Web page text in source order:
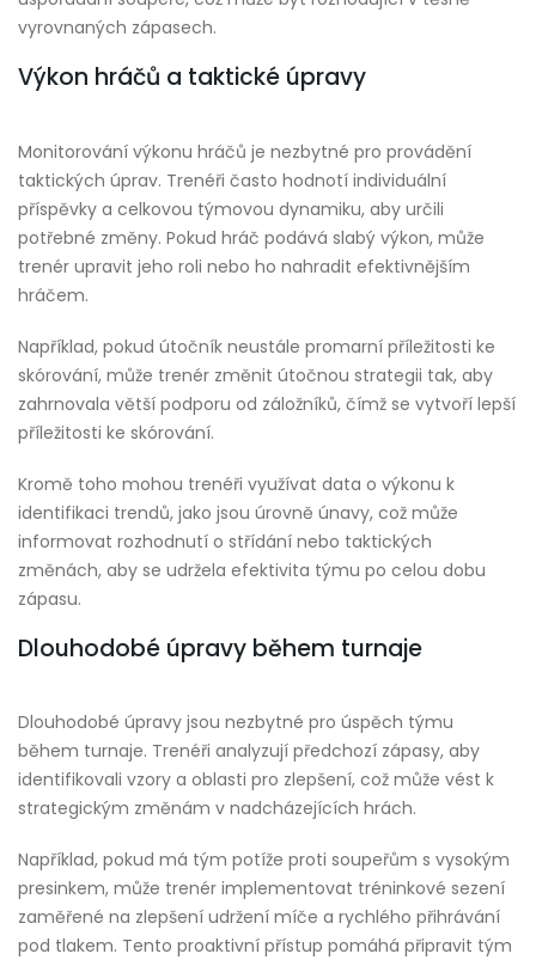
vyrovnaných zápasech.
Výkon hráčů a taktické úpravy
Monitorování výkonu hráčů je nezbytné pro provádění
taktických úprav. Trenéři často hodnotí individuální
příspěvky a celkovou týmovou dynamiku, aby určili
potřebné změny. Pokud hráč podává slabý výkon, může
trenér upravit jeho roli nebo ho nahradit efektivnějším
hráčem.
Například, pokud útočník neustále promarní příležitosti ke
skórování, může trenér změnit útočnou strategii tak, aby
zahrnovala větší podporu od záložníků, čímž se vytvoří lepší
příležitosti ke skórování.
Kromě toho mohou trenéři využívat data o výkonu k
identifikaci trendů, jako jsou úrovně únavy, což může
informovat rozhodnutí o střídání nebo taktických
změnách, aby se udržela efektivita týmu po celou dobu
zápasu.
Dlouhodobé úpravy během turnaje
Dlouhodobé úpravy jsou nezbytné pro úspěch týmu
během turnaje. Trenéři analyzují předchozí zápasy, aby
identifikovali vzory a oblasti pro zlepšení, což může vést k
strategickým změnám v nadcházejících hrách.
Například, pokud má tým potíže proti soupeřům s vysokým
presinkem, může trenér implementovat tréninkové sezení
zaměřené na zlepšení udržení míče a rychlého přihrávání
pod tlakem. Tento proaktivní přístup pomáhá připravit tým